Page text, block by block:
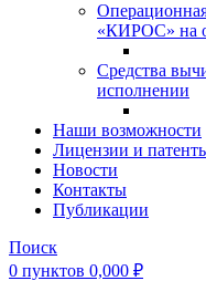
«КИРОС» на
Средства
исполнении
Наши возможности
Лицензии и
Новости
Контакты
Публикации
Поиск
0 пунктов 0,000 ₽